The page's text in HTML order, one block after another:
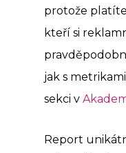
protože
kteří si
jak s
sekci v
Report